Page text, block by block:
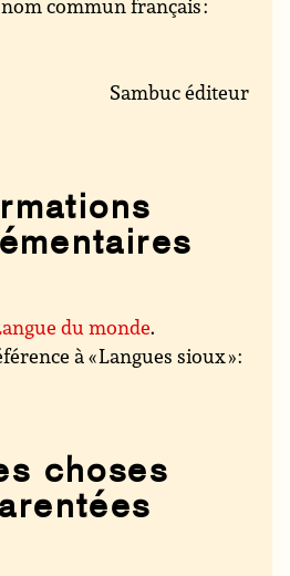
commun français :
Sambuc éditeur
du monde.
à « Langues sioux » :
choses